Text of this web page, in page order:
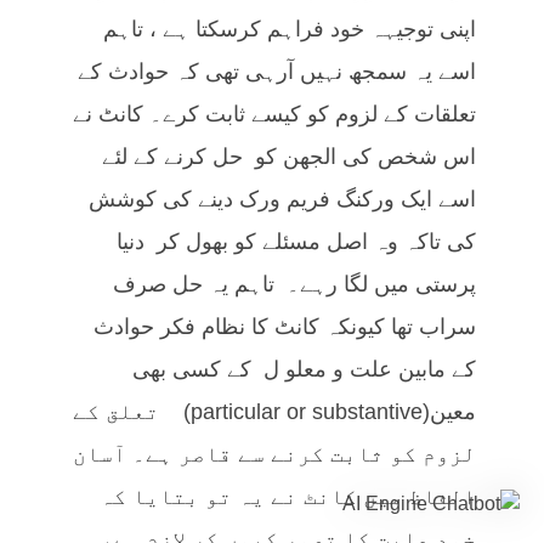
اپنی توجیہہ خود فراہم کرسکتا ہے ، تاہم
اسے یہ سمجھ نہیں آرہی تھی کہ حوادث کے
تعلقات کے لزوم کو کیسے ثابت کرے۔ کانٹ نے
اس شخص کی الجھن کو حل کرنے کے لئے
اسے ایک ورکنگ فریم ورک دینے کی کوشش
کی تاکہ وہ اصل مسئلے کو بھول کر دنیا
پرستی میں لگا رہے۔ تاہم یہ حل صرف
سراب تھا کیونکہ کانٹ کا نظام فکر حوادث
کے مابین علت و معلو ل کے کسی بھی
معین(particular or substantive) تعلق کے
لزوم کو ثابت کرنے سے قاصر ہے۔ آسان
الفاظ میں کانٹ نے یہ تو بتایا کہ